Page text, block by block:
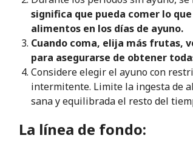
significa que pueda comer lo
alimentos en los días de ayuno.
Cuando coma, elija más frutas,
para asegurarse de obtener
Considere elegir el ayuno con
intermitente. Limite la ingesta de
sana y equilibrada el resto del
La línea de fondo: